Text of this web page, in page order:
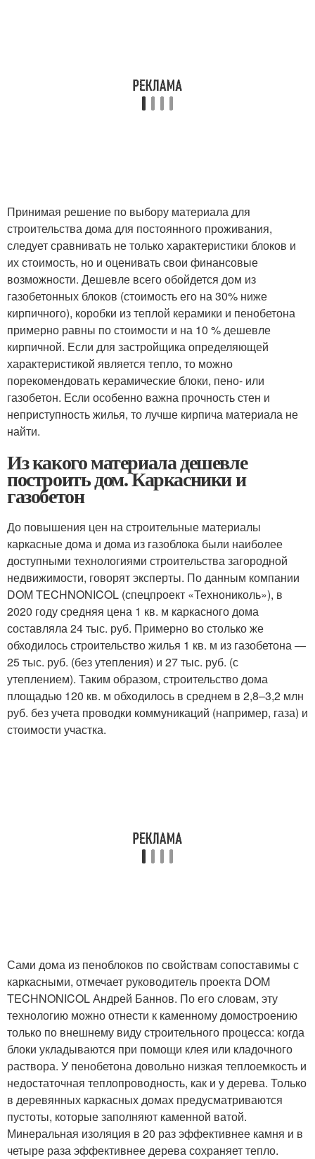
Принимая решение по выбору материала для
строительства дома для постоянного проживания,
следует сравнивать не только характеристики блоков и
их стоимость, но и оценивать свои финансовые
возможности. Дешевле всего обойдется дом из
газобетонных блоков (стоимость его на 30% ниже
кирпичного), коробки из теплой керамики и пенобетона
примерно равны по стоимости и на 10 % дешевле
кирпичной. Если для застройщика определяющей
характеристикой является тепло, то можно
порекомендовать керамические блоки, пено- или
газобетон. Если особенно важна прочность стен и
неприступность жилья, то лучше кирпича материала не
найти.
Из какого материала дешевле
построить дом. Каркасники и
газобетон
До повышения цен на строительные материалы
каркасные дома и дома из газоблока были наиболее
доступными технологиями строительства загородной
недвижимости, говорят эксперты. По данным компании
DOM TECHNONICOL (спецпроект «Технониколь»), в
2020 году средняя цена 1 кв. м каркасного дома
составляла 24 тыс. руб. Примерно во столько же
обходилось строительство жилья 1 кв. м из газобетона —
25 тыс. руб. (без утепления) и 27 тыс. руб. (с
утеплением). Таким образом, строительство дома
площадью 120 кв. м обходилось в среднем в 2,8–3,2 млн
руб. без учета проводки коммуникаций (например, газа) и
стоимости участка.
Сами дома из пеноблоков по свойствам сопоставимы с
каркасными, отмечает руководитель проекта DOM
TECHNONICOL Андрей Баннов. По его словам, эту
технологию можно отнести к каменному домостроению
только по внешнему виду строительного процесса: когда
блоки укладываются при помощи клея или кладочного
раствора. У пенобетона довольно низкая теплоемкость и
недостаточная теплопроводность, как и у дерева. Только
в деревянных каркасных домах предусматриваются
пустоты, которые заполняют каменной ватой.
Минеральная изоляция в 20 раз эффективнее камня и в
четыре раза эффективнее дерева сохраняет тепло.